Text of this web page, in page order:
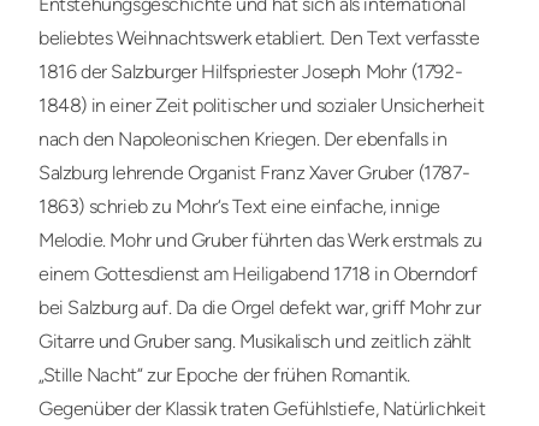
beliebtes Weihnachtswerk etabliert. Den Text verfasste
1816 der Salzburger Hilfspriester Joseph Mohr (1792-
1848) in einer Zeit politischer und sozialer Unsicherheit
nach den Napoleonischen Kriegen. Der ebenfalls in
Salzburg lehrende Organist Franz Xaver Gruber (1787-
1863) schrieb zu Mohr‘s Text eine einfache, innige
Melodie. Mohr und Gruber führten das Werk erstmals zu
einem Gottesdienst am Heiligabend 1718 in Oberndorf
bei Salzburg auf. Da die Orgel defekt war, griff Mohr zur
Gitarre und Gruber sang. Musikalisch und zeitlich zählt
„Stille Nacht“ zur Epoche der frühen Romantik.
Gegenüber der Klassik traten Gefühlstiefe, Natürlichkeit